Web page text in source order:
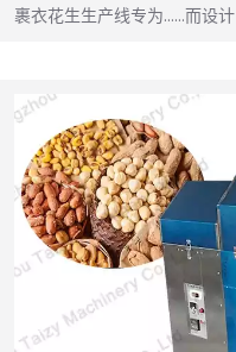
裹衣花生生产线专为……而设计